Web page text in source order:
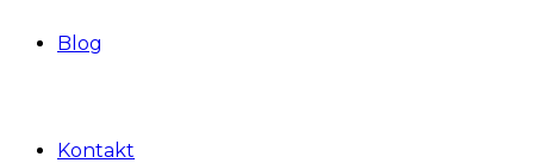
Blog
Kontakt